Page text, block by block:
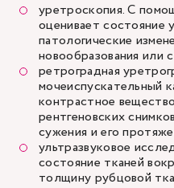
уретроскопия. С
оценивает состояние
патологические
новообразования или
ретроградная
мочеиспускательный
контрастное
рентгеновских
сужения и его
ультразвуковое
состояние тканей
толщину рубцовой